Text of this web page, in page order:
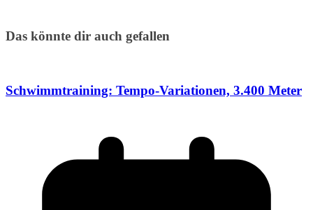
Das könnte dir auch gefallen
Schwimmtraining: Tempo-Variationen, 3.400 Meter